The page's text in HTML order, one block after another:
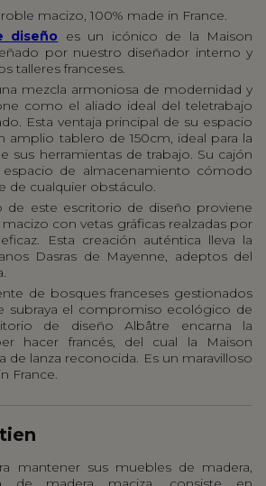
macizo, 100% made in France.
diseño es un icónico de la Maison
por nuestro diseñador interno y
talleres franceses.
mezcla armoniosa de modernidad y
como el aliado ideal del teletrabajo
Esta ventaja principal de su espacio
amplio tablero de 150cm, ideal para la
sus herramientas de trabajo. Su cajón
de almacenamiento cómodo
de cualquier obstáculo.
de este escritorio de diseño proviene
con vetas gráficas realzadas por
Esta creación auténtica lleva la
Dasras de Mayenne, adeptos del
de bosques franceses gestionados
subraya el compromiso ecológico de
de diseño Albâtre encarna la
hacer francés, del cual la Maison
de lanza reconocida. Es un maravilloso
France.
mantener sus muebles de madera,